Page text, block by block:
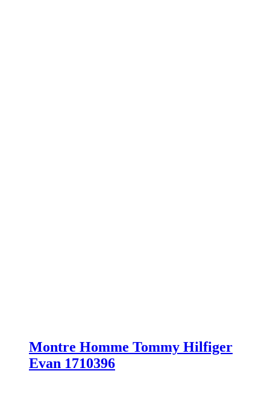
Montre Homme Tommy Hilfiger
Evan 1710396